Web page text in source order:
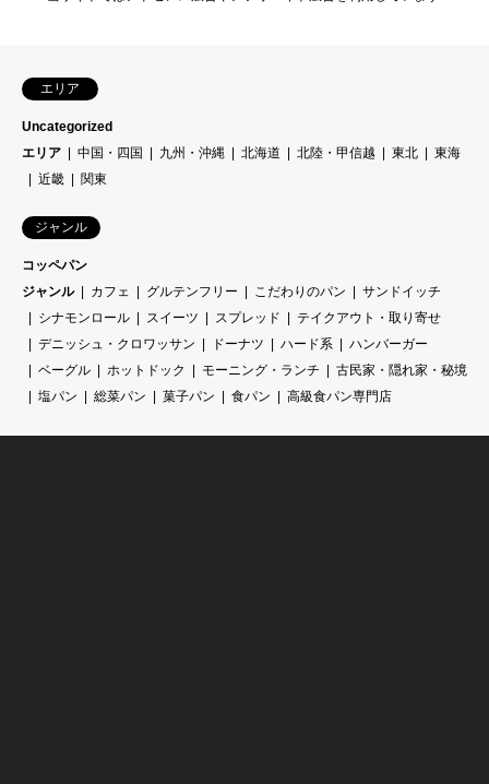
エリア
Uncategorized
エリア
中国・四国 九州・沖縄 北海道 北陸・甲信越 東北
東海
近畿
関東
ジャンル
コッペパン
ジャンル
カフェ グルテンフリー こだわりのパン
サンドイッチ
シナモンロール
スイーツ スプレッド
テイクアウト・取り寄せ
デニッシュ・クロワッサン
ドーナツ ハード系
ハンバーガー
ベーグル
ホットドック モーニング・ランチ
古民家・隠れ家・秘境
塩パン
総菜パン 菓子パン 食パン 高級食パン専門店